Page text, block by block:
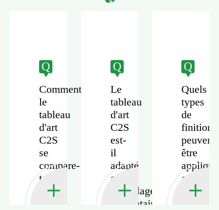
Q
Comment
le
tableau
d'art
C2S
se
compare-
t-il
au
Q
Le
tableau
d'art
C2S
est-
il
adapté
aux
emballages
alimentaires?
Q
Quels
types
de
finitions
peuvent
être
au
tableau